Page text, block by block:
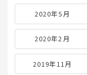
2020年5月
2020年2月
2019年11月